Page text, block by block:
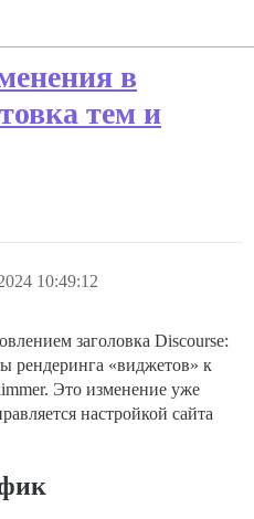
в
тем и
10:49:12
заголовка Discourse:
рендеринга «виджетов» к
Это изменение уже
настройкой сайта